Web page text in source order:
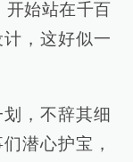
开始站在千百
，这好似一
，不辞其细
潜心护宝，